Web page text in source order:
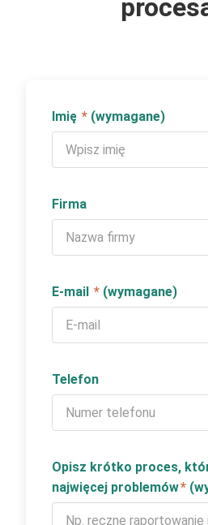
Imię * (wymagane)
Firma
E-mail * (wymagane)
Telefon
Opisz krótko proces,
najwięcej problemów*